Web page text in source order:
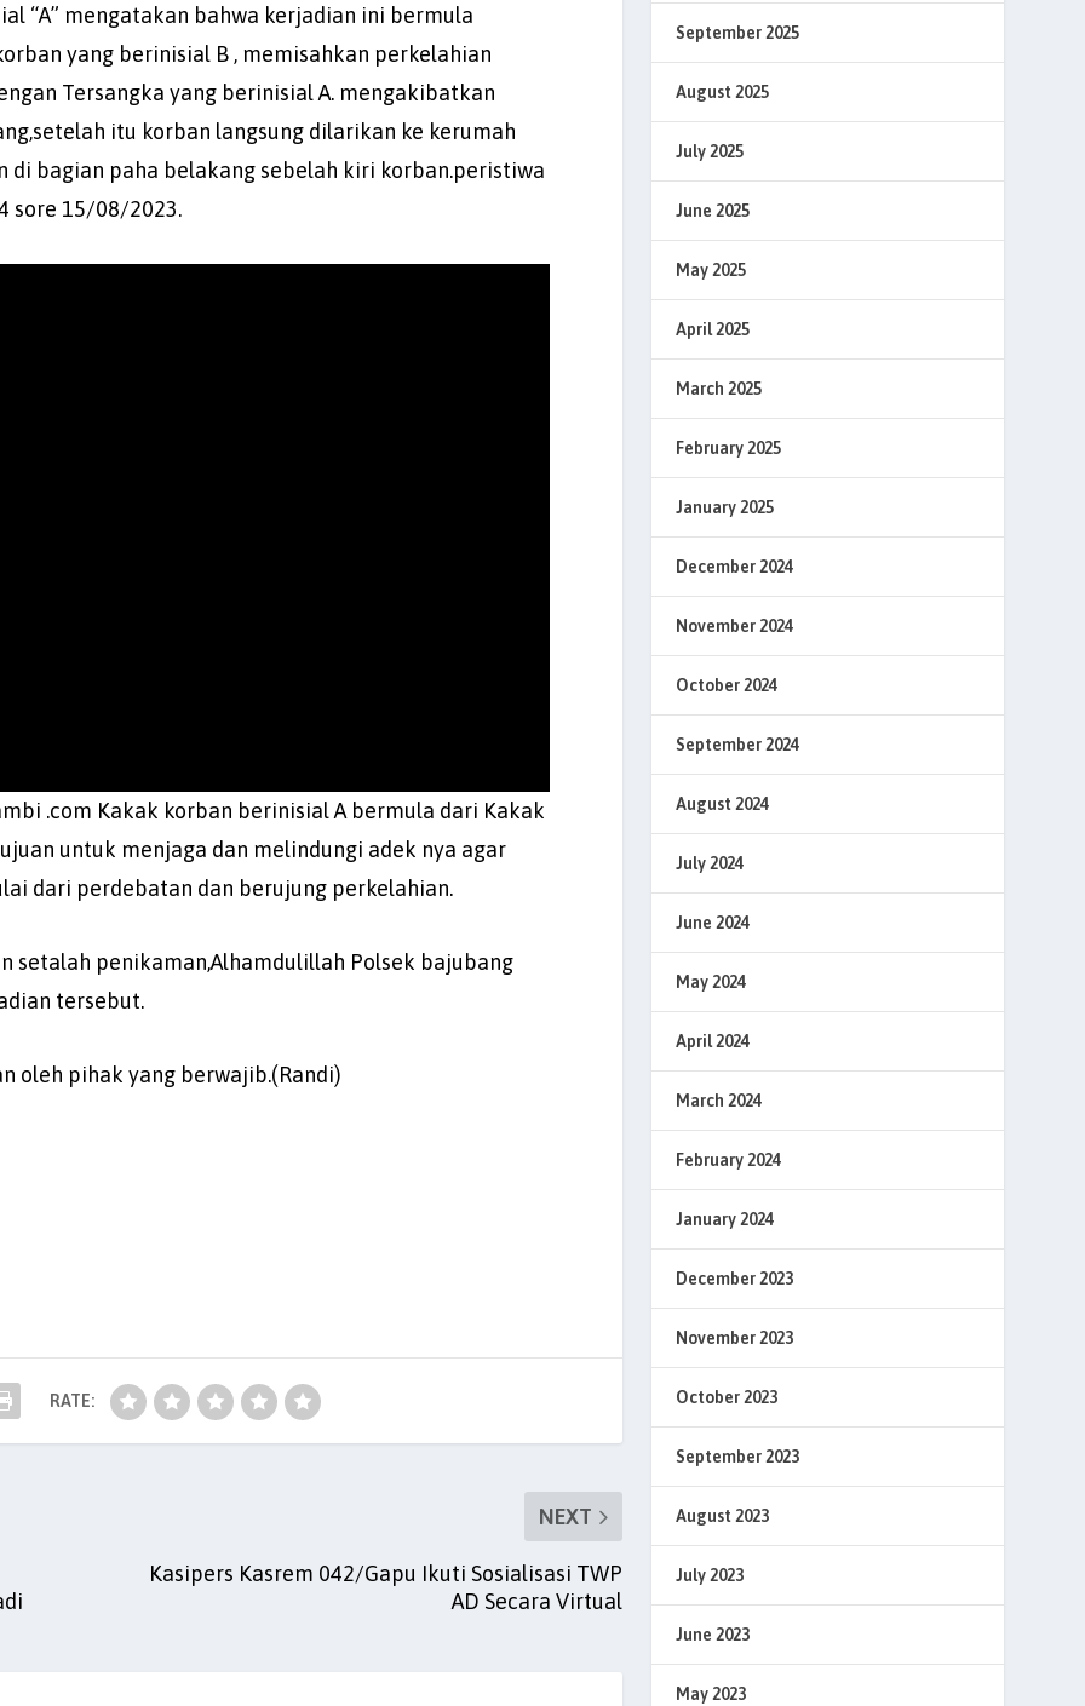
“A” mengatakan bahwa kerjadian ini bermula
yang berinisial B , memisahkan perkelahian
Tersangka yang berinisial A. mengakibatkan
itu korban langsung dilarikan ke kerumah
bagian paha belakang sebelah kiri korban.peristiwa
sore 15/08/2023.
.com Kakak korban berinisial A bermula dari Kakak
untuk menjaga dan melindungi adek nya agar
dari perdebatan dan berujung perkelahian.
setalah penikaman,Alhamdulillah Polsek bajubang
tersebut.
oleh pihak yang berwajib.(Randi)
RATE:
NEXT
Kasipers Kasrem 042/Gapu Ikuti Sosialisasi TWP
AD Secara Virtual
September 2025
August 2025
July 2025
June 2025
May 2025
April 2025
March 2025
February 2025
January 2025
December 2024
November 2024
October 2024
September 2024
August 2024
July 2024
June 2024
May 2024
April 2024
March 2024
February 2024
January 2024
December 2023
November 2023
October 2023
September 2023
August 2023
July 2023
June 2023
May 2023